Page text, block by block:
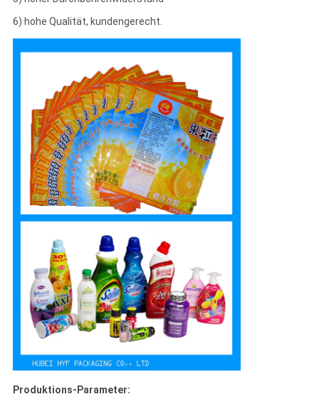
6) hohe Qualität, kundengerecht.
Produktions-Parameter: